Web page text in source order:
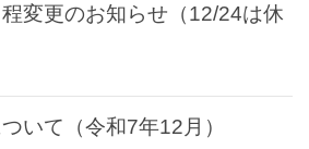
変更のお知らせ（12/24は休
いて（令和7年12月）